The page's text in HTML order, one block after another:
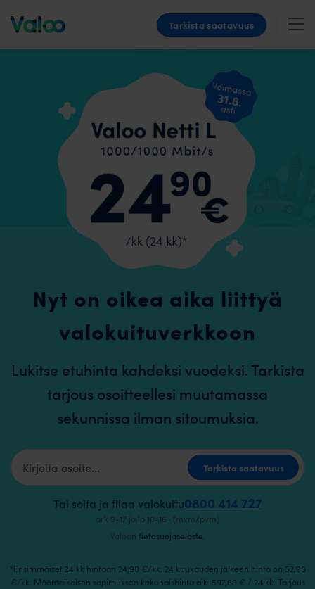
Tarkista saatavuus
Nyt on oikea aika liittyä
valokuituverkkoon
Lukitse etuhinta kahdeksi vuodeksi. Tarkista
tarjous osoitteellesi muutamassa
sekunnissa ilman sitoumuksia.
Kotiosoite
Tarkista saatavuus
Tai soita ja tilaa valokuitu0800 414 727
ark 9-17 ja la 10-16 · (mvm/pvm)
Valoon tietosuojaseloste.
*Ensimmäiset 24 kk hintaan 24,90 €/kk. 24 kuukauden jälkeen hinta on 52,90
€/kk. Määräaikaisen sopimuksen kokonaishinta alk. 597,60 € / 24 kk. Tarjous